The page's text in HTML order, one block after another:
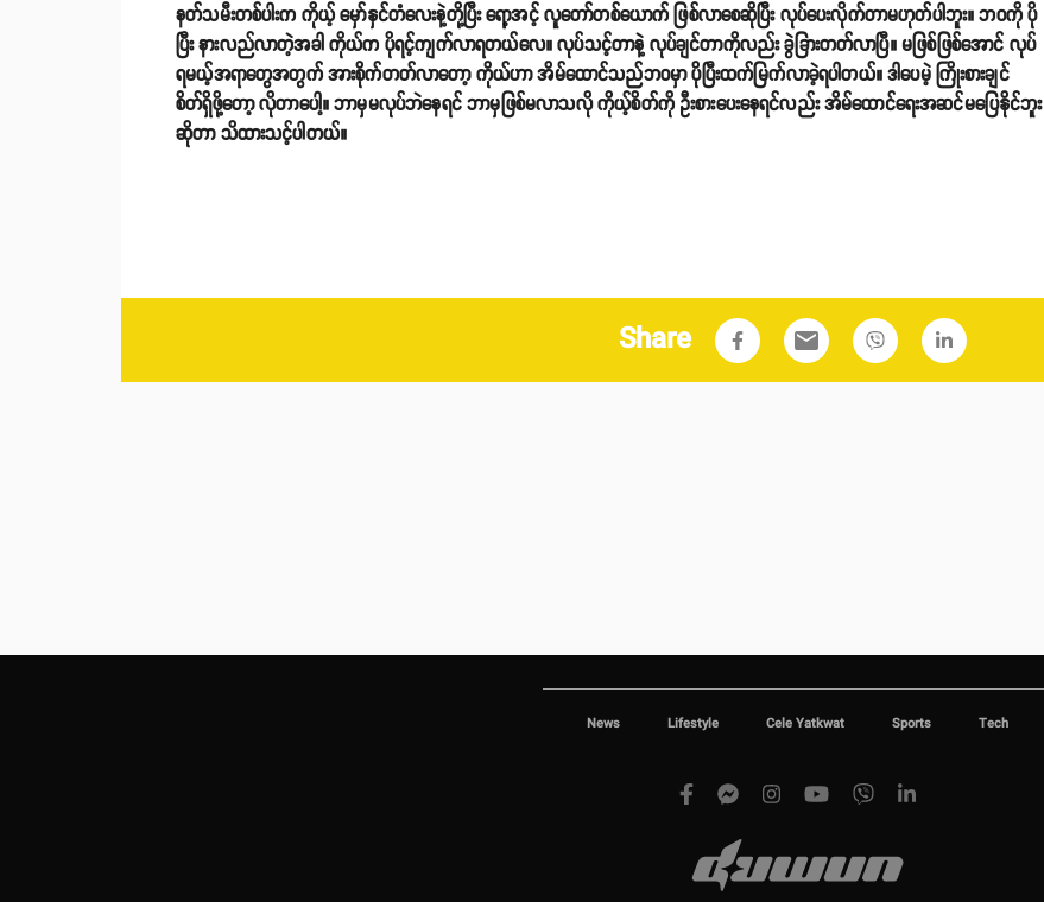
နတ်သမီးတစ်ပါးက ကိုယ့် မှော်နှင်တံလေးနဲ့တို့ပြီး ရော့အင့် လူတော်တစ်ယောက် ဖြစ်လာစေဆိုပြီး လုပ်ပေးလိုက်တာမဟုတ်ပါဘူး။ ဘဝကို ပို
ပြီး နားလည်လာတဲ့အခါ ကိုယ်က ပိုရင့်ကျက်လာရတယ်လေ။ လုပ်သင့်တာနဲ့ လုပ်ချင်တာကိုလည်း ခွဲခြားတတ်လာပြီ။ မဖြစ်ဖြစ်အောင် လုပ်
ရမယ့်အရာတွေအတွက် အားစိုက်တတ်လာတော့ ကိုယ်ဟာ အိမ်ထောင်သည်ဘဝမှာ ပိုပြီးထက်မြက်လာခဲ့ရပါတယ်။ ဒါပေမဲ့ ကြိုးစားချင်
စိတ်ရှိဖို့တော့ လိုတာပေါ့။ ဘာမှမလုပ်ဘဲနေရင် ဘာမှဖြစ်မလာသလို ကိုယ့်စိတ်ကို ဦးစားပေးနေရင်လည်း အိမ်ထောင်ရေးအဆင်မပြေနိုင်ဘူး
ဆိုတာ သိထားသင့်ပါတယ်။
Share email
News Lifestyle Cele Yatkwat Sports Tech